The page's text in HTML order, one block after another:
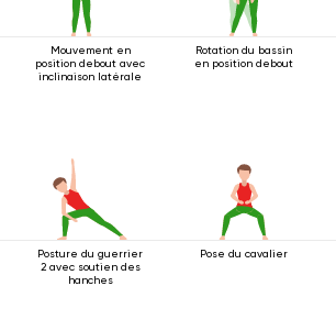
Mouvement en
position debout avec
inclinaison latérale
Rotation du bassin
en position debout
Posture du guerrier
2 avec soutien des
hanches
Pose du cavalier